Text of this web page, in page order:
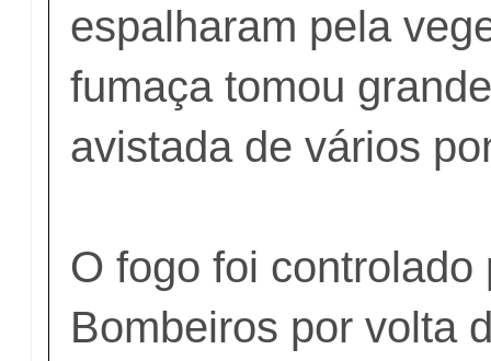
espalharam pela
fumaça tomou
avistada de vários
O fogo foi controlado
Bombeiros por volta